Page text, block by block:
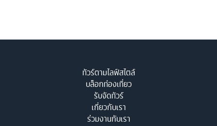
ทัวร์ตามไลฟ์สไตล์
บล็อกท่องเที่ยว
รับจัดทัวร์
เกี่ยวกับเรา
ร่วมงานกับเรา